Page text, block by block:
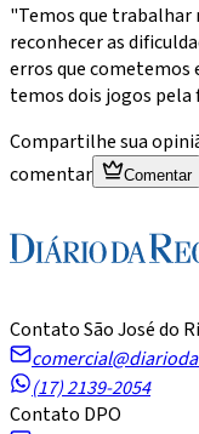
"Temos que trabalhar
reconhecer as
erros que cometemos
temos dois jogos pela
Compartilhe sua
comentar
Comentar
Contato São José do
(17) 2139-2054
Contato DPO